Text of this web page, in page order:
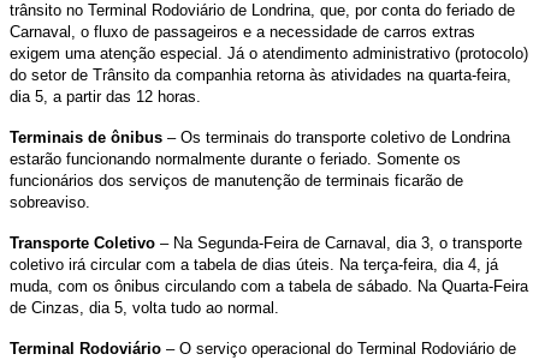
trânsito no Terminal Rodoviário de Londrina, que, por conta do feriado de
Carnaval, o fluxo de passageiros e a necessidade de carros extras
exigem uma atenção especial. Já o atendimento administrativo (protocolo)
do setor de Trânsito da companhia retorna às atividades na quarta-feira,
dia 5, a partir das 12 horas.
Terminais de ônibus – Os terminais do transporte coletivo de Londrina
estarão funcionando normalmente durante o feriado. Somente os
funcionários dos serviços de manutenção de terminais ficarão de
sobreaviso.
Transporte Coletivo – Na Segunda-Feira de Carnaval, dia 3, o transporte
coletivo irá circular com a tabela de dias úteis. Na terça-feira, dia 4, já
muda, com os ônibus circulando com a tabela de sábado. Na Quarta-Feira
de Cinzas, dia 5, volta tudo ao normal.
Terminal Rodoviário – O serviço operacional do Terminal Rodoviário de